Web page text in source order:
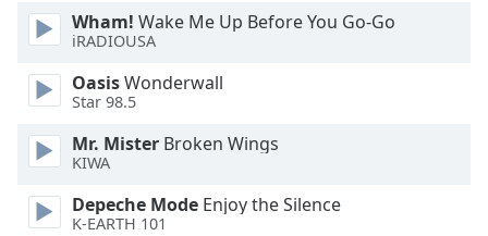
Reset
Done
Modal
Dialog
dialog
window.
Wham! Wake Me Up Before You Go-Go
iRADIOUSA
OasisWonderwall
Star 98.5
Mr. Mister Broken Wings
KIWA
Depeche Mode Enjoy the Silence
K-EARTH 101